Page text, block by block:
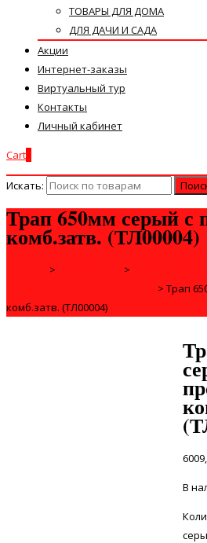
ТОВАРЫ ДЛЯ ДОМА
ДЛЯ ДАЧИ И САДА
Акции
Интернет-заказы
Виртуальный тур
Контакты
Личный кабинет
Cart
Искать:
Трап 650мм серый с
комб.затв. (ТЛ00004)
> >
> Трап
комб.затв. (ТЛ00004)
В